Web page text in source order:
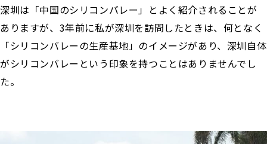
深圳は「中国のシリコンバレー」とよく紹介されることが
ありますが、3年前に私が深圳を訪問したときは、何となく
「シリコンバレーの生産基地」のイメージがあり、深圳自体
がシリコンバレーという印象を持つことはありませんでし
た。